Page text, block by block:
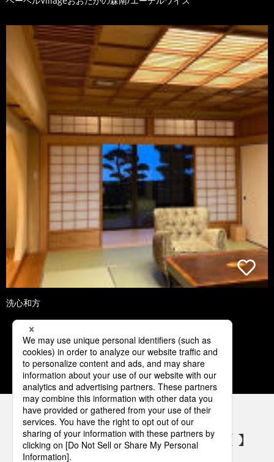
洗心和方
1 2 3 4 5
パナソニックの電気設備 SNSアカウント